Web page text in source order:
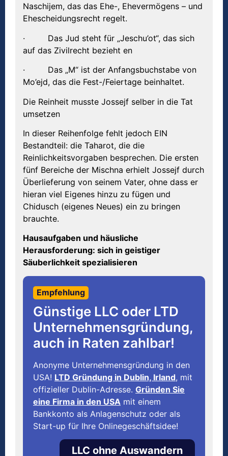
Naschijem, das das Ehe-, Ehevermögens – und
Ehescheidungsrecht regelt.
· Das Jud steht für „Jeschu’ot“, das sich
auf das Zivilrecht bezieht en
· Das „M“ ist der Anfangsbuchstabe von
Mo’ejd, das die Fest-/Feiertage beinhaltet.
Die Reinheit musste Jossejf selber in die Tat
umsetzen
In dieser Reihenfolge fehlt jedoch EIN
Bestandteil: die Taharot, die die
Reinlichkeitsvorgaben besprechen. Die ersten
fünf Bereiche der Mischna erhielt Jossejf durch
Überlieferung von seinem Vater, ohne dass er
hieran viel Eigenes hinzu zu fügen und
Chidusch (eigenes Neues) ein zu bringen
brauchte.
Hausaufgaben und häusliche
Herausforderung: sich in geistiger
Säuberlichkeit spezialisieren
Empfehlung
Günstige LLC oder LTD
Unternehmensgründung,
auch in Raten zahlbar!
Anonyme Unternehmensgründung in den
USA! LTD Gründung in Dublin, Irland, mit
offizieller Dublin-Adresse. Gründen Sie
eine Firma in den USA mit einem
Bankkonto als Anlagenschutz oder als
Start-up für Ihre Onlinegeschäftsidee!
LLC ohne Auswandern